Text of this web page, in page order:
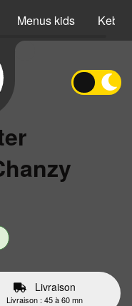
Menus kids
Livraison
Livraison : 45 à 60 mn